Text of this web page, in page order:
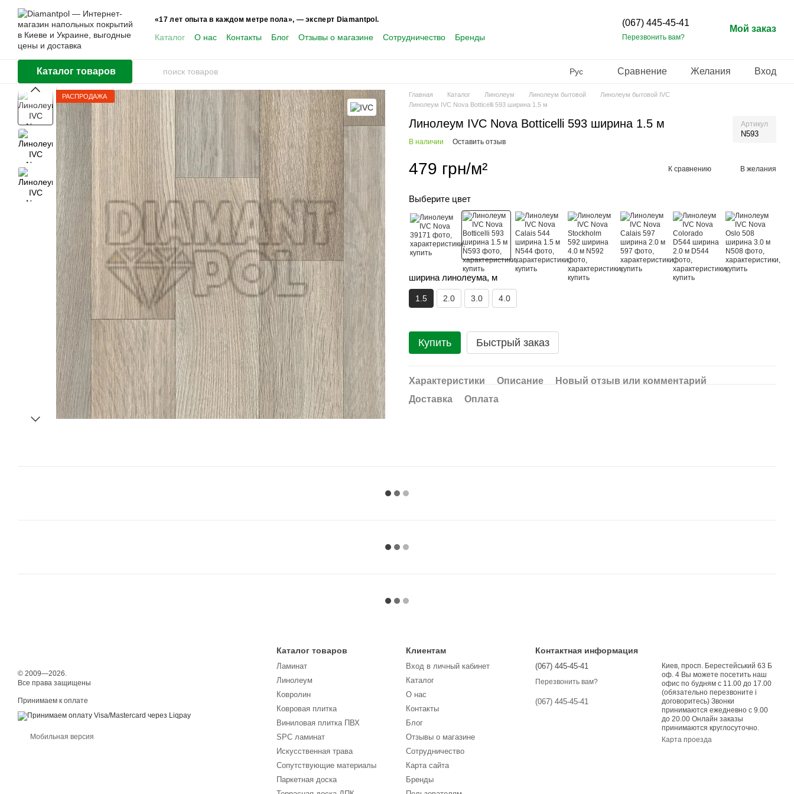
Перейти к основному контенту
«17 лет опыта в каждом метре пола», — эксперт Diamantpol.
Каталог О нас Контакты Блог Отзывы о магазине Сотрудничество
Бренды
(067) 445-45-41
Перезвонить вам?
Мой заказ
Каталог товаров Рус Сравнение Желания Вход
РАСПРОДАЖА Главная Каталог Линолеум Линолеум бытовой
Линолеум бытовой IVC
Линолеум IVC Nova Botticelli 593 ширина 1.5 м
Линолеум IVC Nova Botticelli 593 ширина 1.5 м Артикул
N593
В наличии Оставить отзыв
479 грн/м² К сравнению В желания
Выберите цвет
ширина линолеума, м
1.5 2.0 3.0 4.0
Купить Быстрый заказ
Характеристики Описание
Новый отзыв или комментарий
Доставка
Оплата
© 2009—2026.
Все права защищены
Принимаем к оплате
Мобильная версия
Каталог товаров
Ламинат
Линолеум
Кoврoлин
Ковровая плитка
Виниловая плитка ПВХ
SPC ламинат
Искусственная трава
Сопутствующие материалы
Паркетная доска
Клиентам
Вход в личный кабинет
Каталог
О нас
Контакты
Блог
Отзывы о магазине
Сотрудничество
Карта сайта
Бренды
Контактная информация
(067) 445-45-41
Перезвонить вам?
(067) 445-45-41
Киев, просп. Берестейський 63 Б
оф. 4 Вы можете посетить наш
офис по будням с 11.00 до 17.00
(обязательно перезвоните і
договоритесь) Звонки
принимаются ежедневно с 9.00
до 20.00 Онлайн заказы
принимаются круглосуточно.
Карта проезда